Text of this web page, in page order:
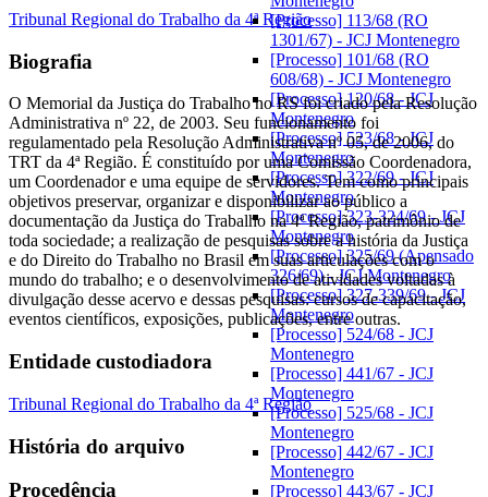
[Processo] 113/68 (RO
1301/67) - JCJ Montenegro
[Processo] 101/68 (RO
608/68) - JCJ Montenegro
[Processo] 120/68 - JCJ
Montenegro
[Processo] 523/68 - JCJ
Montenegro
[Processo] 322/69 - JCJ
Montenegro
[Processo] 323-324/69 - JCJ
Montenegro
[Processo] 325/69 (Apensado
326/69) - JCJ Montenegro
[Processo] 327-339/69 - JCJ
Montenegro
[Processo] 524/68 - JCJ
Montenegro
[Processo] 441/67 - JCJ
Montenegro
[Processo] 525/68 - JCJ
Montenegro
[Processo] 442/67 - JCJ
Montenegro
[Processo] 443/67 - JCJ
Tribunal Regional do Trabalho da 4ª Região
Biografia
O Memorial da Justiça do Trabalho no RS foi criado pela Resolução
Administrativa nº 22, de 2003. Seu funcionamento foi
regulamentado pela Resolução Administrativa nº 05, de 2006, do
TRT da 4ª Região. É constituído por uma Comissão Coordenadora,
um Coordenador e uma equipe de servidores. Tem como principais
objetivos preservar, organizar e disponibilizar ao público a
documentação da Justiça do Trabalho na 4ª Região, patrimônio de
toda sociedade; a realização de pesquisas sobre a história da Justiça
e do Direito do Trabalho no Brasil em suas articulações com o
mundo do trabalho; e o desenvolvimento de atividades voltadas à
divulgação desse acervo e dessas pesquisas: cursos de capacitação,
eventos científicos, exposições, publicações, entre outras.
Entidade custodiadora
Tribunal Regional do Trabalho da 4ª Região
História do arquivo
Procedência